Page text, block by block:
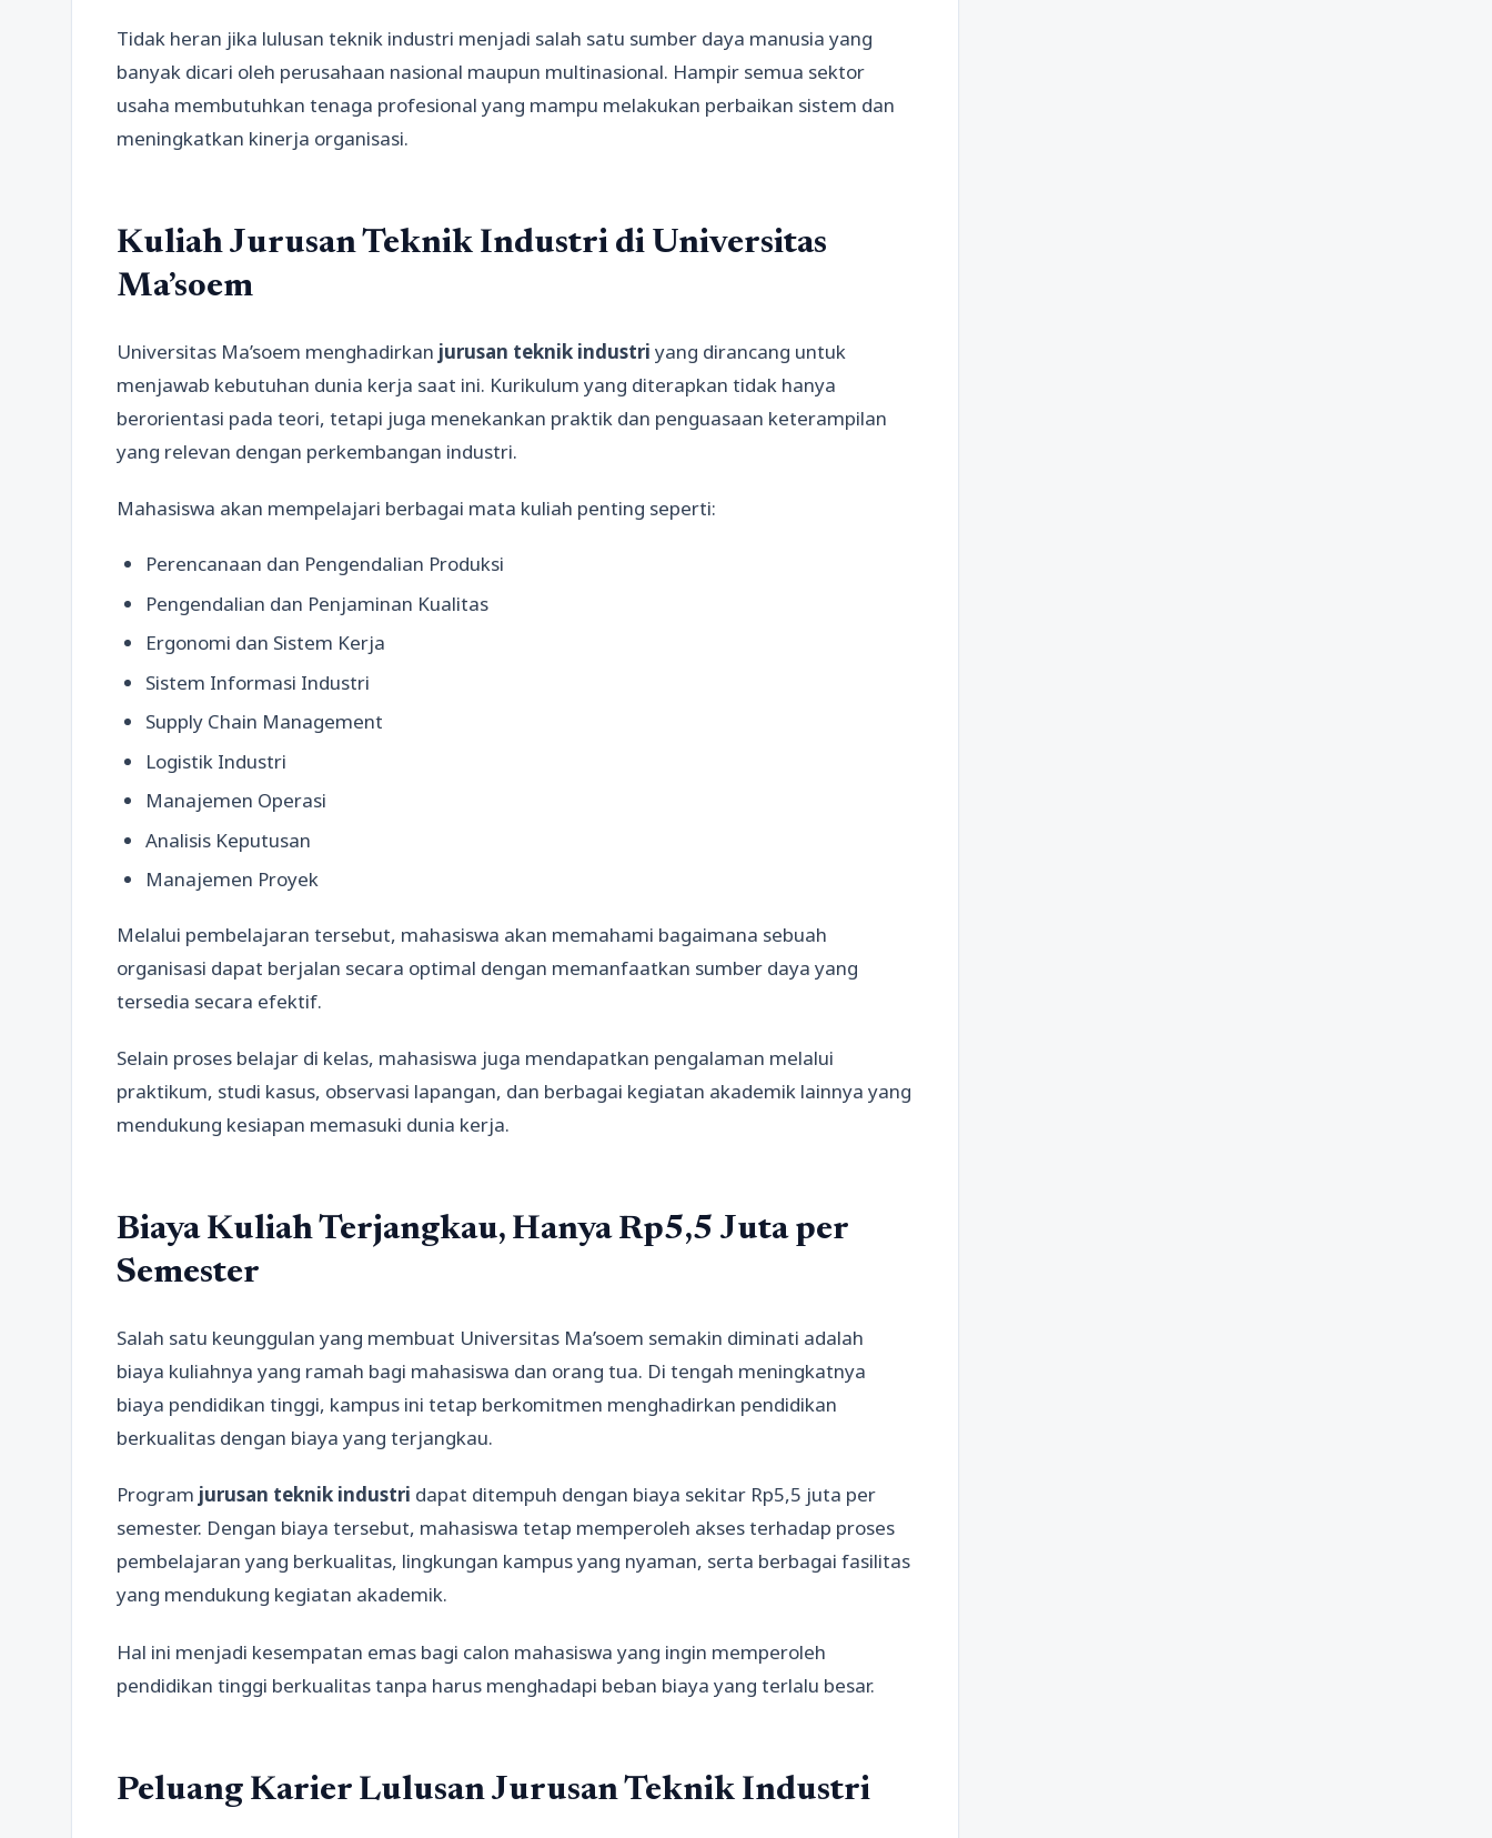
Tidak heran jika lulusan teknik industri menjadi salah satu sumber daya manusia yang
banyak dicari oleh perusahaan nasional maupun multinasional. Hampir semua sektor
usaha membutuhkan tenaga profesional yang mampu melakukan perbaikan sistem dan
meningkatkan kinerja organisasi.
Kuliah Jurusan Teknik Industri di Universitas
Ma’soem
Universitas Ma’soem menghadirkan jurusan teknik industri yang dirancang untuk
menjawab kebutuhan dunia kerja saat ini. Kurikulum yang diterapkan tidak hanya
berorientasi pada teori, tetapi juga menekankan praktik dan penguasaan keterampilan
yang relevan dengan perkembangan industri.
Mahasiswa akan mempelajari berbagai mata kuliah penting seperti:
Perencanaan dan Pengendalian Produksi
Pengendalian dan Penjaminan Kualitas
Ergonomi dan Sistem Kerja
Sistem Informasi Industri
Supply Chain Management
Logistik Industri
Manajemen Operasi
Analisis Keputusan
Manajemen Proyek
Melalui pembelajaran tersebut, mahasiswa akan memahami bagaimana sebuah
organisasi dapat berjalan secara optimal dengan memanfaatkan sumber daya yang
tersedia secara efektif.
Selain proses belajar di kelas, mahasiswa juga mendapatkan pengalaman melalui
praktikum, studi kasus, observasi lapangan, dan berbagai kegiatan akademik lainnya yang
mendukung kesiapan memasuki dunia kerja.
Biaya Kuliah Terjangkau, Hanya Rp5,5 Juta per
Semester
Salah satu keunggulan yang membuat Universitas Ma’soem semakin diminati adalah
biaya kuliahnya yang ramah bagi mahasiswa dan orang tua. Di tengah meningkatnya
biaya pendidikan tinggi, kampus ini tetap berkomitmen menghadirkan pendidikan
berkualitas dengan biaya yang terjangkau.
Program jurusan teknik industri dapat ditempuh dengan biaya sekitar Rp5,5 juta per
semester. Dengan biaya tersebut, mahasiswa tetap memperoleh akses terhadap proses
pembelajaran yang berkualitas, lingkungan kampus yang nyaman, serta berbagai fasilitas
yang mendukung kegiatan akademik.
Hal ini menjadi kesempatan emas bagi calon mahasiswa yang ingin memperoleh
pendidikan tinggi berkualitas tanpa harus menghadapi beban biaya yang terlalu besar.
Peluang Karier Lulusan Jurusan Teknik Industri